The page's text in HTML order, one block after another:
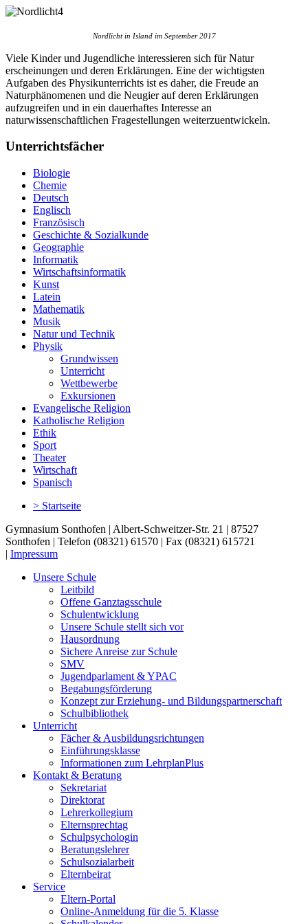
Nordlicht in Island im September 2017
Viele Kinder und Jugendliche interessieren sich für Natur
erscheinungen und deren Erklärungen. Eine der wichtigsten
Aufgaben des Physikunterrichts ist es daher, die Freude an
Naturphänomenen und die Neugier auf deren Erklärungen
aufzugreifen und in ein dauerhaftes Interesse an
naturwissenschaftlichen Fragestellungen weiterzuentwickeln.
Unterrichtsfächer
Biologie
Chemie
Deutsch
Englisch
Französisch
Geschichte & Sozialkunde
Geographie
Informatik
Wirtschaftsinformatik
Kunst
Latein
Mathematik
Musik
Natur und Technik
Physik
Grundwissen
Unterricht
Wettbewerbe
Exkursionen
Evangelische Religion
Katholische Religion
Ethik
Sport
Theater
Wirtschaft
Spanisch
> Startseite
Gymnasium Sonthofen | Albert-Schweitzer-Str. 21 | 87527
Sonthofen | Telefon (08321) 61570 | Fax (08321) 615721
| Impressum
Unsere Schule
Leitbild
Offene Ganztagsschule
Schulentwicklung
Unsere Schule stellt sich vor
Hausordnung
Sichere Anreise zur Schule
SMV
Jugendparlament & YPAC
Begabungsförderung
Konzept zur Erziehung- und Bildungspartnerschaft
Schulbibliothek
Unterricht
Fächer & Ausbildungsrichtungen
Einführungsklasse
Informationen zum LehrplanPlus
Kontakt & Beratung
Sekretariat
Direktorat
Lehrerkollegium
Elternsprechtag
Schulpsychologin
Beratungslehrer
Schulsozialarbeit
Elternbeirat
Service
Eltern-Portal
Online-Anmeldung für die 5. Klasse